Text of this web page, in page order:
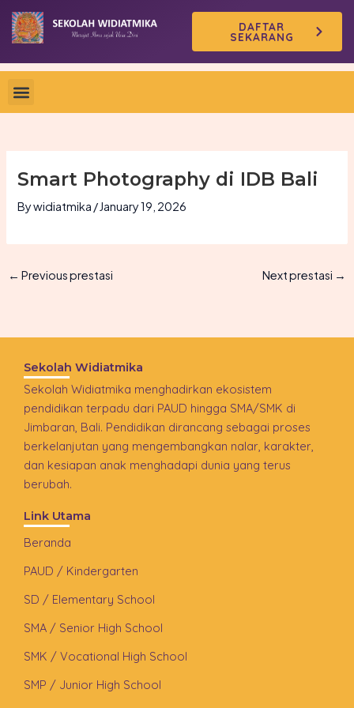
Skip
content
DAFTAR
SEKARANG
Smart Photography di IDB Bali
Bywidiatmika /January 19, 2026
← Previous prestasi Next prestasi →
Sekolah Widiatmika
Sekolah Widiatmika menghadirkan ekosistem
pendidikan terpadu dari PAUD hingga SMA/SMK di
Jimbaran, Bali. Pendidikan dirancang sebagai proses
berkelanjutan yang mengembangkan nalar, karakter,
dan kesiapan anak menghadapi dunia yang terus
berubah.
Link Utama
Beranda
PAUD / Kindergarten
SD / Elementary School
SMA / Senior High School
SMK / Vocational High School
SMP / Junior High School